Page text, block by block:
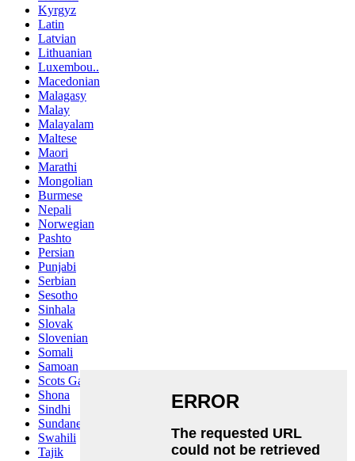
Kyrgyz
Latin
Latvian
Lithuanian
Luxembou..
Macedonian
Malagasy
Malay
Malayalam
Maltese
Maori
Marathi
Mongolian
Burmese
Nepali
Norwegian
Pashto
Persian
Punjabi
Serbian
Sesotho
Sinhala
Slovak
Slovenian
Somali
Samoan
Scots Gaelic
Shona
Sindhi
Sundanese
Swahili
Tajik